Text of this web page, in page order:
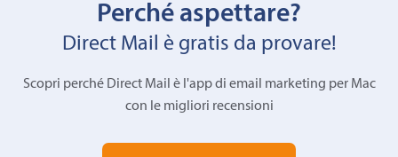
Perché aspettare?
Direct Mail è gratis da provare!
Scopri perché Direct Mail è l'app di email marketing per Mac
con le migliori recensioni